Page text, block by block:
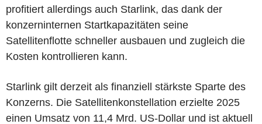
profitiert allerdings auch Starlink, das dank der
konzerninternen Startkapazitäten seine
Satellitenflotte schneller ausbauen und zugleich die
Kosten kontrollieren kann.
Starlink gilt derzeit als finanziell stärkste Sparte des
Konzerns. Die Satellitenkonstellation erzielte 2025
einen Umsatz von 11,4 Mrd. US-Dollar und ist aktuell